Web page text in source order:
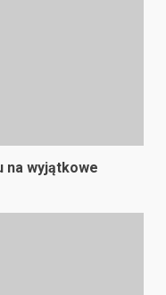
na wyjątkowe